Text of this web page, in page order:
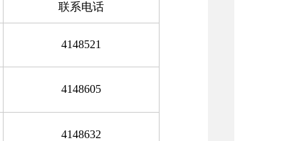
联系电话
4148521
4148605
4148632